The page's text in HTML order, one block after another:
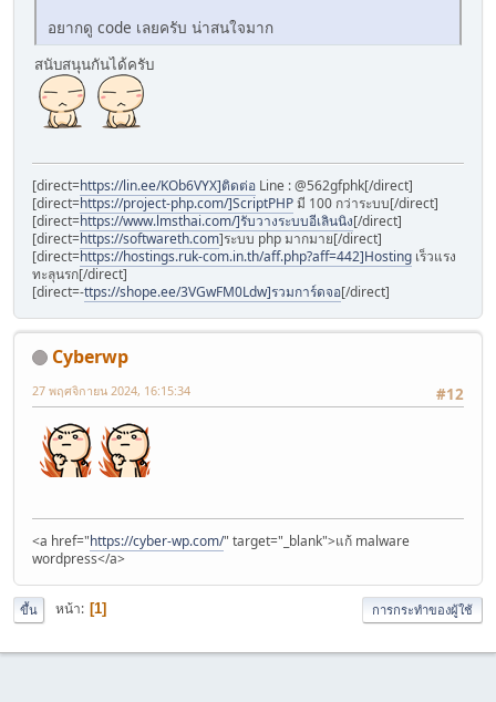
อยากดู code เลยครับ น่าสนใจมาก
สนับสนุนกันได้ครับ
[direct=https://lin.ee/KOb6VYX]ติดต่อ Line : @562gfphk[/direct]
[direct=https://project-php.com/]ScriptPHPมี 100 กว่าระบบ[/direct]
[direct=https://www.lmsthai.com/]รับวางระบบอีเลินนิง[/direct]
[direct=https://softwareth.com]ระบบ php มากมาย[/direct]
[direct=https://hostings.ruk-com.in.th/aff.php?aff=442]Hosting เร็วแรง
ทะลุนรก[/direct]
[direct=-ttps://shope.ee/3VGwFM0Ldw]รวมการ์ดจอ[/direct]
Cyberwp
#12
27 พฤศจิกายน 2024, 16:15:34
<a href="https://cyber-wp.com/" target="_blank">แก้ malware
wordpress</a>
ขึ้น หน้า 1 การกระทำของผู้ใช้